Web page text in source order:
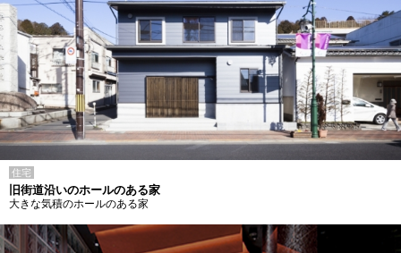
住宅
旧街道沿いのホールのある家
大きな気積のホールのある家